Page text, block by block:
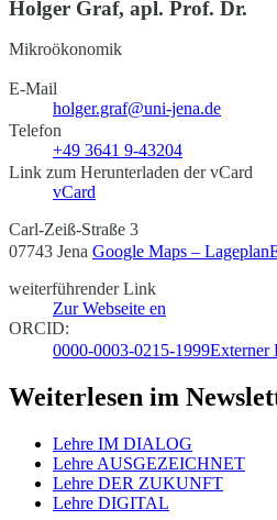
Holger Graf, apl. Prof. Dr.
Mikroökonomik
E-Mail
holger.graf@uni-jena.de
Telefon
+49 3641 9-43204
Link zum Herunterladen der vCard
vCard
Carl-Zeiß-Straße 3
07743 Jena Google Maps – Lageplan
weiterführender Link
Zur Webseite en
ORCID:
0000-0003-0215-1999Externer
Weiterlesen im
Lehre IM DIALOG
Lehre AUSGEZEICHNET
Lehre DER ZUKUNFT
Lehre DIGITAL